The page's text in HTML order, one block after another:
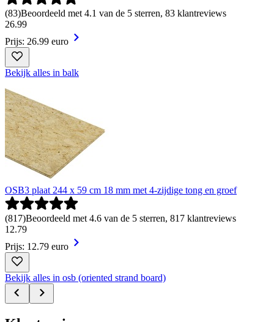
(83)Beoordeeld met 4.1 van de 5 sterren, 83 klantreviews
26.99
Prijs: 26.99 euro
Bekijk alles in balk
OSB3 plaat 244 x 59 cm 18 mm met 4-zijdige tong en groef
(817)Beoordeeld met 4.6 van de 5 sterren, 817 klantreviews
12.79
Prijs: 12.79 euro
Bekijk alles in osb (oriented strand board)